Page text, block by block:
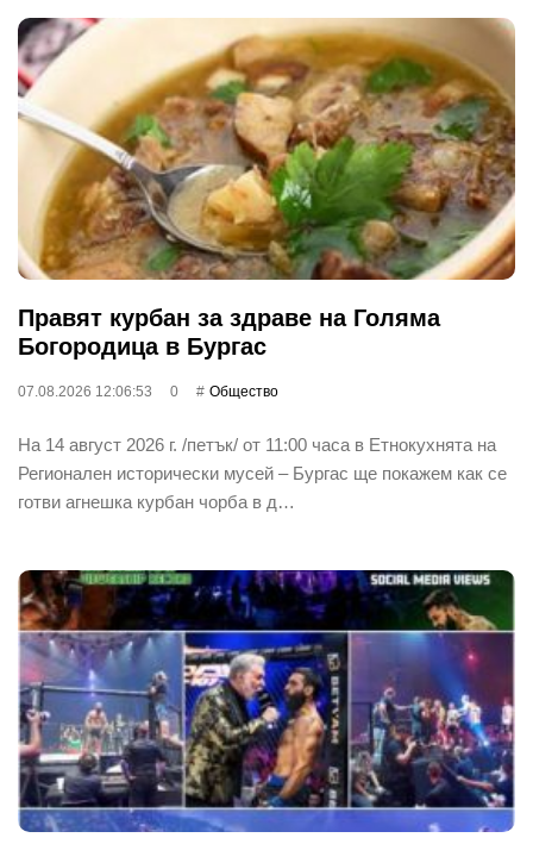
Правят курбан за здраве на Голяма
Богородица в Бургас
07.08.2026 12:06:53 0 Общество
На 14 август 2026 г. /петък/ от 11:00 часа в Етнокухнята на
Регионален исторически мусей – Бургас ще покажем как се
готви агнешка курбан чорба в д…